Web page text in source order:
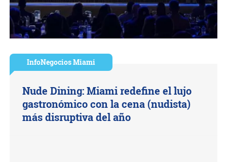
InfoNegocios Miami
Nude Dining: Miami redefine el lujo
gastronómico con la cena (nudista)
más disruptiva del año